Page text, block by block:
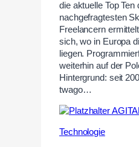
die aktuelle Top Ten
nachgefragtesten
Freelancern
sich, wo in Europa
liegen.
weiterhin auf der
Hintergrund: seit
twago…
Technologie